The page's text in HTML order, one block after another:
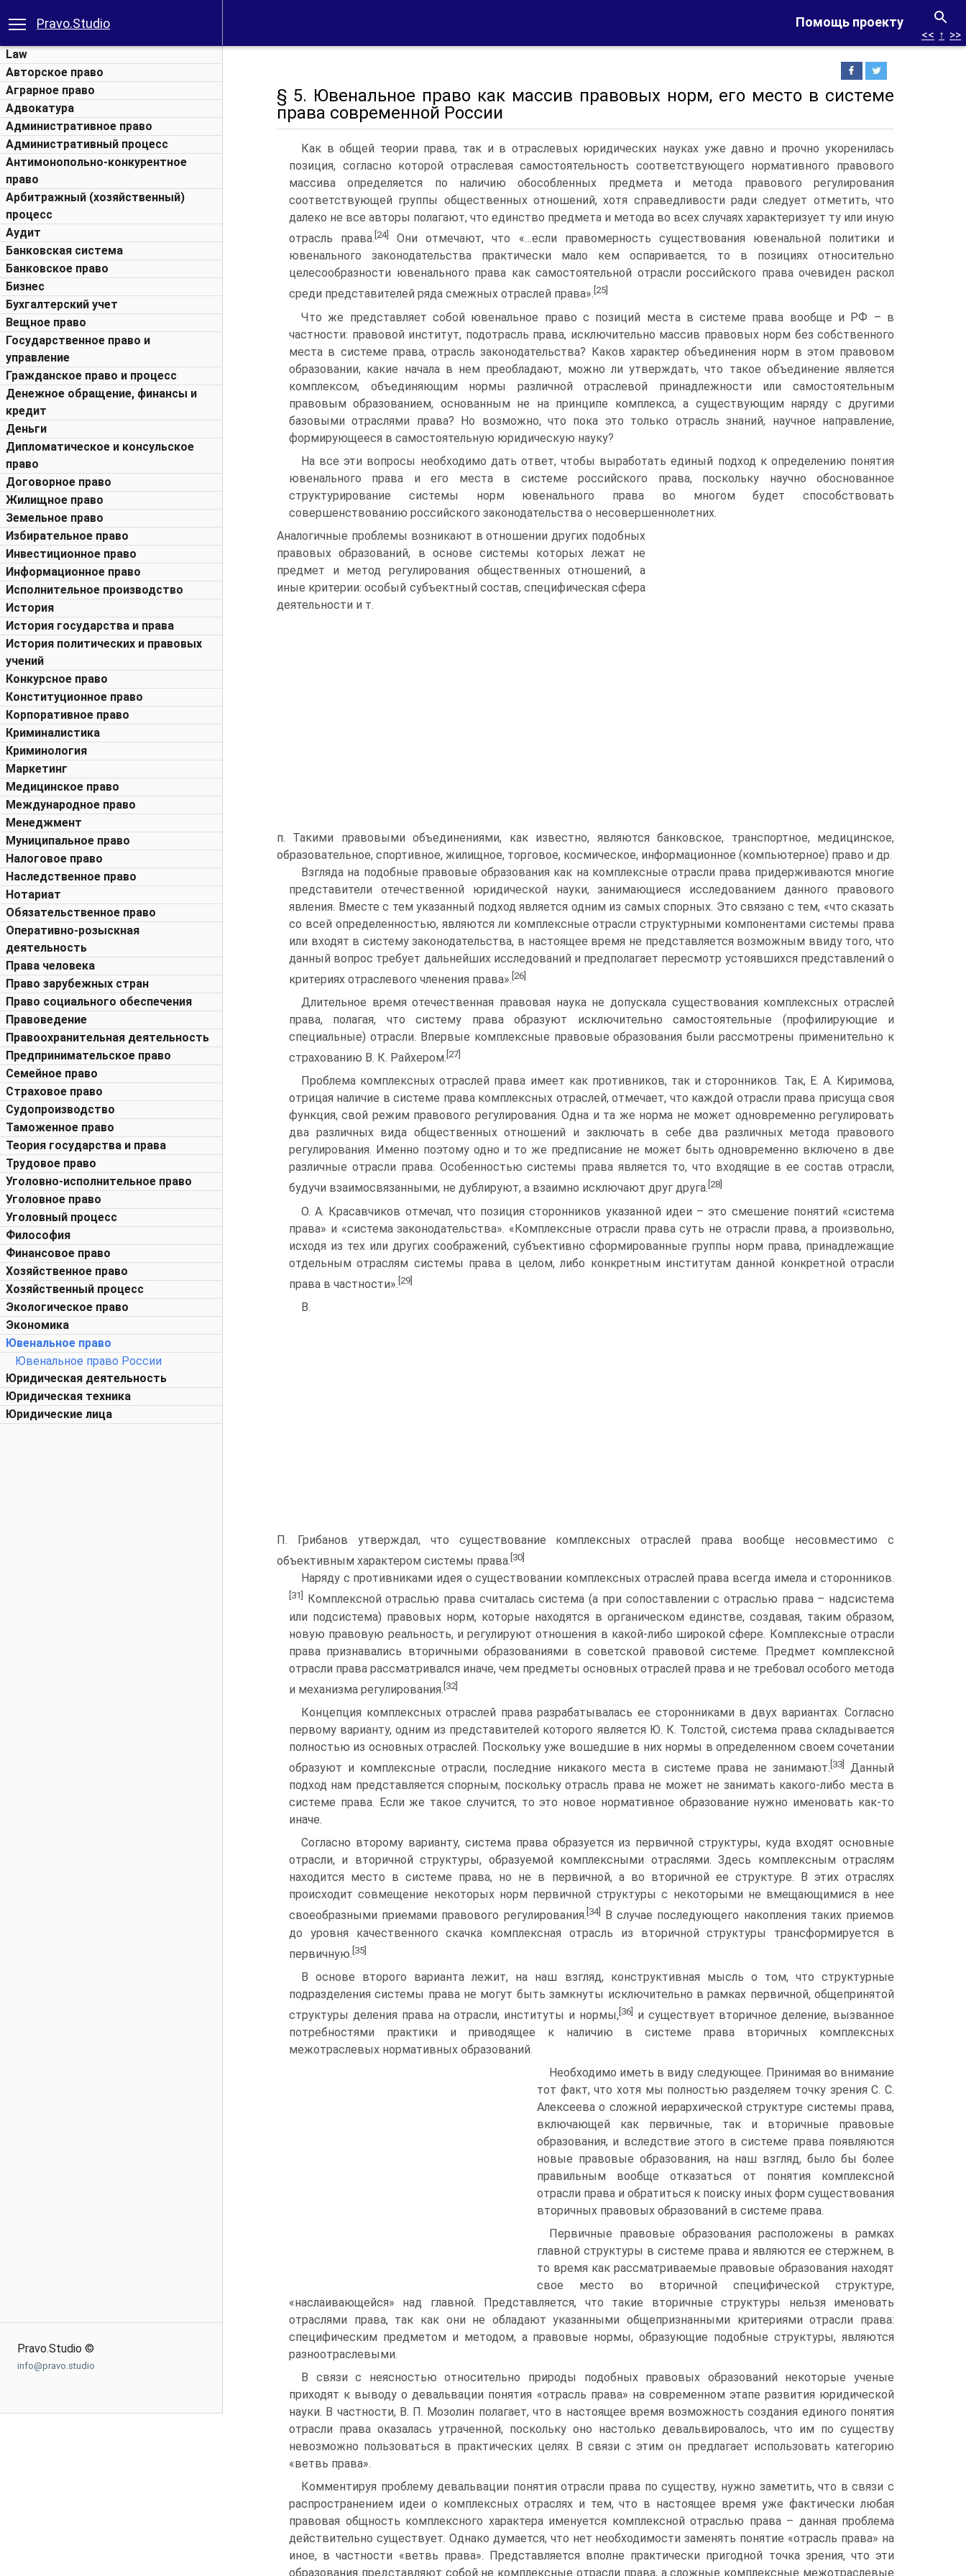
Помощь проекту
Pravo.Studio
Law
Авторское право
Аграрное право
Адвокатура
Административное право
Административный процесс
Антимонопольно-конкурентное
право
Арбитражный (хозяйственный)
процесс
Аудит
Банковская система
Банковское право
Бизнес
Бухгалтерский учет
Вещное право
Государственное право и
управление
Гражданское право и процесс
Денежное обращение, финансы и
кредит
Деньги
Дипломатическое и консульское
право
Договорное право
Жилищное право
Земельное право
Избирательное право
Инвестиционное право
Информационное право
Исполнительное производство
История
История государства и права
История политических и правовых
учений
Конкурсное право
Конституционное право
Корпоративное право
Криминалистика
Криминология
Маркетинг
Медицинское право
Международное право
Менеджмент
Муниципальное право
Налоговое право
Наследственное право
Нотариат
Обязательственное право
Оперативно-розыскная
деятельность
Права человека
Право зарубежных стран
Право социального обеспечения
Правоведение
Правоохранительная деятельность
Предпринимательское право
Семейное право
Страховое право
Судопроизводство
Таможенное право
Теория государства и права
Трудовое право
Уголовно-исполнительное право
Уголовное право
Уголовный процесс
Философия
Финансовое право
Хозяйственное право
Хозяйственный процесс
Экологическое право
Экономика
Ювенальное право
Ювенальное право России
Юридическая деятельность
Юридическая техника
Юридические лица
Pravo.Studio ©
info@pravo.studio
<< ↑ >>
§ 5. Ювенальное право как массив правовых норм, его место в системе
права современной России
Как в общей теории права, так и в отраслевых юридических науках уже давно и прочно укоренилась
позиция, согласно которой отраслевая самостоятельность соответствующего нормативного правового
массива определяется по наличию обособленных предмета и метода правового регулирования
соответствующей группы общественных отношений, хотя справедливости ради следует отметить, что
далеко не все авторы полагают, что единство предмета и метода во всех случаях характеризует ту или иную
отрасль права.[24]
Они отмечают, что «…если правомерность существования ювенальной политики и
ювенального законодательства практически мало кем оспаривается, то в позициях относительно
целесообразности ювенального права как самостоятельной отрасли российского права очевиден раскол
среди представителей ряда смежных отраслей права». [25]
Что же представляет собой ювенальное право с позиций места в системе права вообще и РФ – в
частности: правовой институт, подотрасль права, исключительно массив правовых норм без собственного
места в системе права, отрасль законодательства? Каков характер объединения норм в этом правовом
образовании, какие начала в нем преобладают, можно ли утверждать, что такое объединение является
комплексом, объединяющим нормы различной отраслевой принадлежности или самостоятельным
правовым образованием, основанным не на принципе комплекса, а существующим наряду с другими
базовыми отраслями права? Но возможно, что пока это только отрасль знаний, научное направление,
формирующееся в самостоятельную юридическую науку?
На все эти вопросы необходимо дать ответ, чтобы выработать единый подход к определению понятия
ювенального права и его места в системе российского права, поскольку научно обоснованное
структурирование системы норм ювенального права во многом будет способствовать
совершенствованию российского законодательства о несовершеннолетних.
Аналогичные проблемы возникают в отношении других подобных
правовых образований, в основе системы которых лежат не
предмет и метод регулирования общественных отношений, а
иные критерии: особый субъектный состав, специфическая сфера
деятельности и т.
п. Такими правовыми объединениями, как известно, являются банковское, транспортное, медицинское,
образовательное, спортивное, жилищное, торговое, космическое, информационное (компьютерное) право и др.
Взгляда на подобные правовые образования как на комплексные отрасли права придерживаются многие
представители отечественной юридической науки, занимающиеся исследованием данного правового
явления. Вместе с тем указанный подход является одним из самых спорных. Это связано с тем, «что сказать
со всей определенностью, являются ли комплексные отрасли структурными компонентами системы права
или входят в систему законодательства, в настоящее время не представляется возможным ввиду того, что
данный вопрос требует дальнейших исследований и предполагает пересмотр устоявшихся представлений о
критериях отраслевого членения права». [26]
Длительное время отечественная правовая наука не допускала существования комплексных отраслей
права, полагая, что систему права образуют исключительно самостоятельные (профилирующие и
специальные) отрасли. Впервые комплексные правовые образования были рассмотрены применительно к
страхованию В. К. Райхером. [27]
Проблема комплексных отраслей права имеет как противников, так и сторонников. Так, Е. А. Киримова,
отрицая наличие в системе права комплексных отраслей, отмечает, что каждой отрасли права присуща своя
функция, свой режим правового регулирования. Одна и та же норма не может одновременно регулировать
два различных вида общественных отношений и заключать в себе два различных метода правового
регулирования. Именно поэтому одно и то же предписание не может быть одновременно включено в две
различные отрасли права. Особенностью системы права является то, что входящие в ее состав отрасли,
будучи взаимосвязанными, не дублируют, а взаимно исключают друг друга. [28]
О. А. Красавчиков отмечал, что позиция сторонников указанной идеи – это смешение понятий «система
права» и «система законодательства». «Комплексные отрасли права суть не отрасли права, а произвольно,
исходя из тех или других соображений, субъективно сформированные группы норм права, принадлежащие
отдельным отраслям системы права в целом, либо конкретным институтам данной конкретной отрасли
права в частности». [29]
В.
П. Грибанов утверждал, что существование комплексных отраслей права вообще несовместимо с
объективным характером системы права. [30]
Наряду с противниками идея о существовании комплексных отраслей права всегда имела и сторонников.
[31]
Комплексной отраслью права считалась система (а при сопоставлении с отраслью права – надсистема
или подсистема) правовых норм, которые находятся в органическом единстве, создавая, таким образом,
новую правовую реальность, и регулируют отношения в какой-либо широкой сфере. Комплексные отрасли
права признавались вторичными образованиями в советской правовой системе. Предмет комплексной
отрасли права рассматривался иначе, чем предметы основных отраслей права и не требовал особого метода
и механизма регулирования. [32]
Концепция комплексных отраслей права разрабатывалась ее сторонниками в двух вариантах. Согласно
первому варианту, одним из представителей которого является Ю. К. Толстой, система права складывается
полностью из основных отраслей. Поскольку уже вошедшие в них нормы в определенном своем сочетании
образуют и комплексные отрасли, последние никакого места в системе права не занимают. [33]
Данный
подход нам представляется спорным, поскольку отрасль права не может не занимать какого-либо места в
системе права. Если же такое случится, то это новое нормативное образование нужно именовать как-то
иначе.
Согласно второму варианту, система права образуется из первичной структуры, куда входят основные
отрасли, и вторичной структуры, образуемой комплексными отраслями. Здесь комплексным отраслям
находится место в системе права, но не в первичной, а во вторичной ее структуре. В этих отраслях
происходит совмещение некоторых норм первичной структуры с некоторыми не вмещающимися в нее
своеобразными приемами правового регулирования. [34]
В случае последующего накопления таких приемов
до уровня качественного скачка комплексная отрасль из вторичной структуры трансформируется в
первичную. [35]
В основе второго варианта лежит, на наш взгляд, конструктивная мысль о том, что структурные
подразделения системы права не могут быть замкнуты исключительно в рамках первичной, общепринятой
структуры деления права на отрасли, институты и нормы, [36]
и существует вторичное деление, вызванное
потребностями практики и приводящее к наличию в системе права вторичных комплексных
межотраслевых нормативных образований.
Необходимо иметь в виду следующее. Принимая во внимание
тот факт, что хотя мы полностью разделяем точку зрения С. С.
Алексеева о сложной иерархической структуре системы права,
включающей как первичные, так и вторичные правовые
образования, и вследствие этого в системе права появляются
новые правовые образования, на наш взгляд, было бы более
правильным вообще отказаться от понятия комплексной
отрасли права и обратиться к поиску иных форм существования
вторичных правовых образований в системе права.
Первичные правовые образования расположены в рамках
главной структуры в системе права и являются ее стержнем, в
то время как рассматриваемые правовые образования находят
свое место во вторичной специфической структуре,
«наслаивающейся» над главной. Представляется, что такие вторичные структуры нельзя именовать
отраслями права, так как они не обладают указанными общепризнанными критериями отрасли права:
специфическим предметом и методом, а правовые нормы, образующие подобные структуры, являются
разноотраслевыми.
В связи с неясностью относительно природы подобных правовых образований некоторые ученые
приходят к выводу о девальвации понятия «отрасль права» на современном этапе развития юридической
науки. В частности, В. П. Мозолин полагает, что в настоящее время возможность создания единого понятия
отрасли права оказалась утраченной, поскольку оно настолько девальвировалось, что им по существу
невозможно пользоваться в практических целях. В связи с этим он предлагает использовать категорию
«ветвь права».
Комментируя проблему девальвации понятия отрасли права по существу, нужно заметить, что в связи с
распространением идеи о комплексных отраслях и тем, что в настоящее время уже фактически любая
правовая общность комплексного характера именуется комплексной отраслью права – данная проблема
действительно существует. Однако думается, что нет необходимости заменять понятие «отрасль права» на
иное, в частности «ветвь права». Представляется вполне практически пригодной точка зрения, что эти
образования представляют собой не комплексные отрасли права, а сложные комплексные межотраслевые